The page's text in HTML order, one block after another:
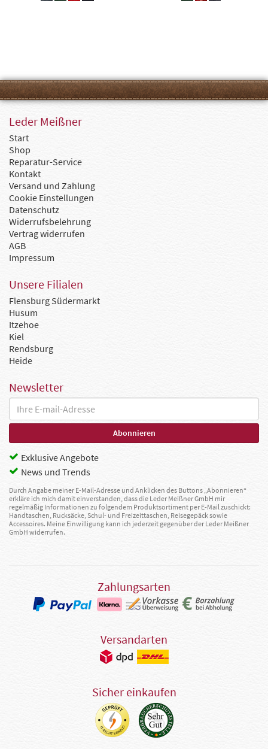
Leder Meißner
Start
Shop
Reparatur-Service
Kontakt
Versand und Zahlung
Cookie Einstellungen
Datenschutz
Widerrufsbelehrung
Vertrag widerrufen
AGB
Impressum
Unsere Filialen
Flensburg Südermarkt
Husum
Itzehoe
Kiel
Rendsburg
Heide
Newsletter
Exklusive Angebote
News und Trends
Durch Angabe meiner E-Mail-Adresse und Anklicken des Buttons „Abonnieren“
erkläre ich mich damit einverstanden, dass die Leder Meißner GmbH mir
regelmäßig Informationen zu folgendem Produktsortiment per E-Mail zuschickt:
Handtaschen, Rucksäcke, Schul- und Freizeittaschen, Reisegepäck sowie
Accessoires. Meine Einwilligung kann ich jederzeit gegenüber der Leder Meißner
GmbH widerrufen.
Zahlungsarten
Versandarten
Sicher einkaufen